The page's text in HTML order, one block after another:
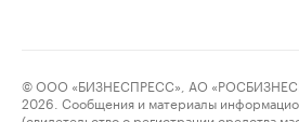
© ООО «БИЗНЕСПРЕСС», АО
2026. Сообщения и материалы